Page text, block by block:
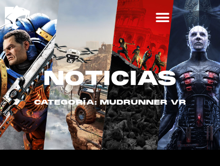
NOTICIAS
CATEGORÍA: MUDRUNNER VR